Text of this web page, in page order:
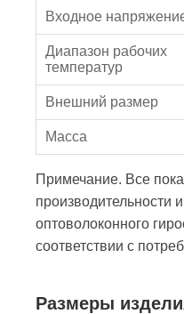
Входное
Диапазон рабочих
температур
Внешний размер
Масса
Примечание. Все
производительности
оптоволоконного
соответствии с
Размеры